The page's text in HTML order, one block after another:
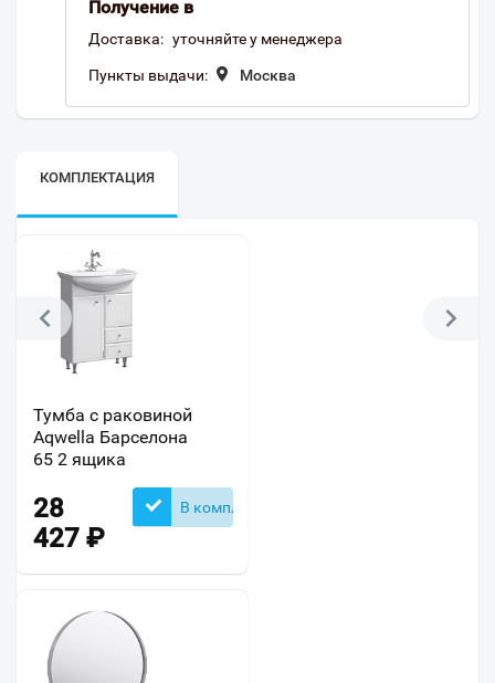
Получение в
Доставка: уточняйте у менеджера
Пункты выдачи: Москва
КОМПЛЕКТАЦИЯ
Тумба с раковиной
Aqwella Барселона
65 2 ящика
28
427 ₽
В комплекте